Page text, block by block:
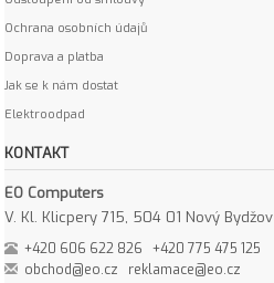
Ochrana osobních údajů
Doprava a platba
Jak se k nám dostat
Elektroodpad
KONTAKT
EO Computers
V. Kl. Klicpery 715, 504 01 Nový Bydžov
+420 606 622 826
+420 775 475 125
obchod@eo.cz
reklamace@eo.cz